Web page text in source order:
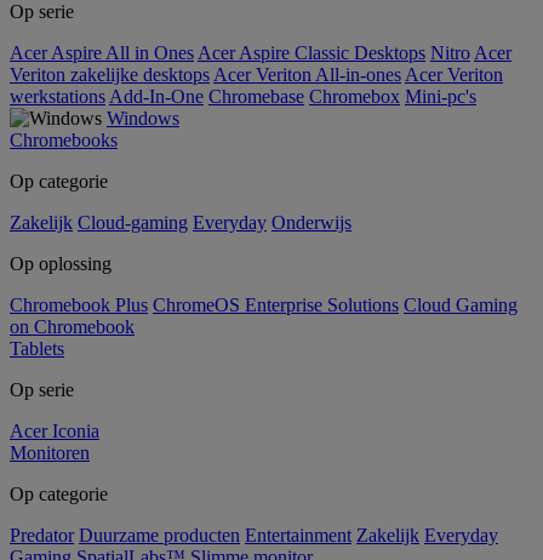
Op serie
Acer Aspire All in Ones Acer Aspire Classic Desktops Nitro Acer
Veriton zakelijke desktops Acer Veriton All-in-ones Acer Veriton
werkstations Add-In-One Chromebase Chromebox Mini-pc's
Windows
Chromebooks
Op categorie
Zakelijk Cloud-gaming Everyday Onderwijs
Op oplossing
Chromebook Plus ChromeOS Enterprise Solutions Cloud Gaming
on Chromebook
Tablets
Op serie
Acer Iconia
Monitoren
Op categorie
Predator Duurzame producten Entertainment Zakelijk Everyday